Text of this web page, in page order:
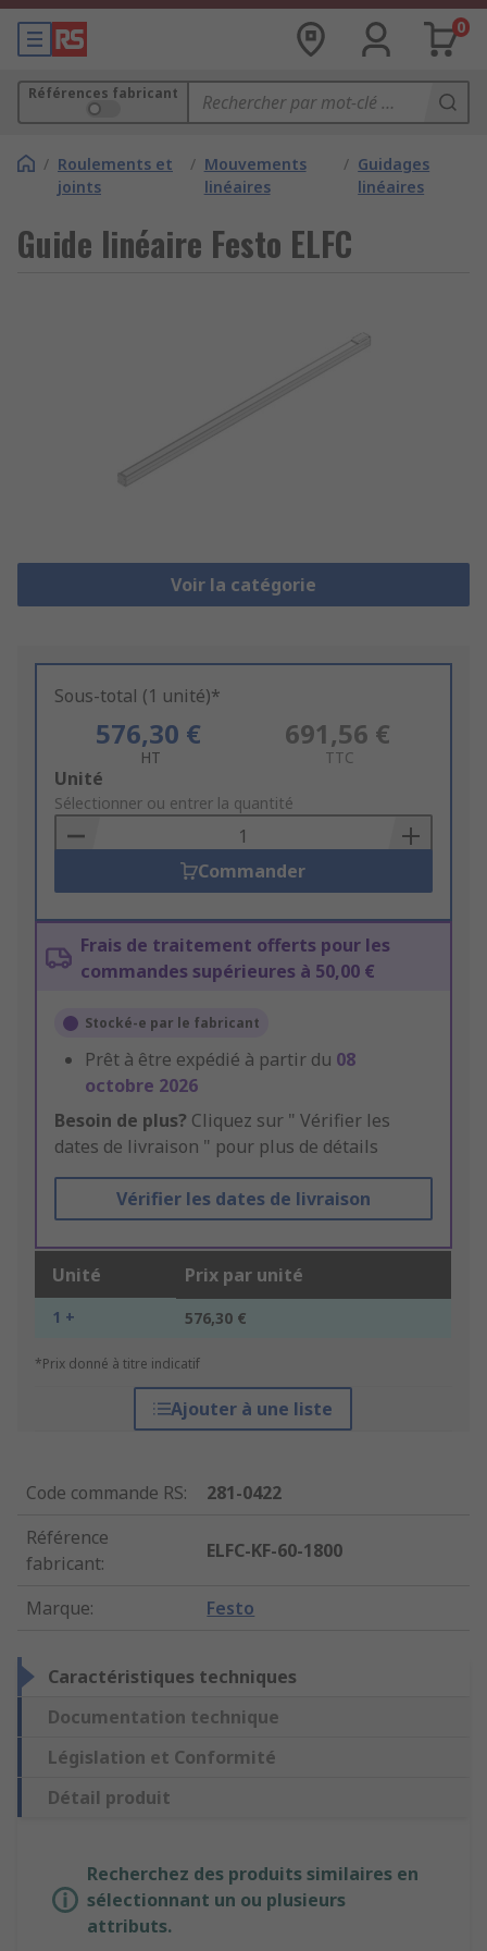
0
Références fabricant
/ Roulements et
joints
/ Mouvements
linéaires
/ Guidages
linéaires
Guide linéaire Festo ELFC
Voir la catégorie
Sous-total (1 unité)*
576,30 €
HT
691,56 €
TTC
Add
to
Basket
Unité
Sélectionner ou entrer la quantité
Commander
Frais de traitement offerts pour les
commandes supérieures à 50,00 €
Stocké-e par le fabricant
Prêt à être expédié à partir du 08
octobre 2026
Besoin de plus? Cliquez sur " Vérifier les
dates de livraison " pour plus de détails
Vérifier les dates de livraison
Unité Prix par unité
1 + 576,30 €
*Prix donné à titre indicatif
Ajouter à une liste
Code commande RS:
281-0422
Référence
fabricant:
ELFC-KF-60-1800
Marque: Festo
Caractéristiques techniques
Documentation technique
Législation et Conformité
Détail produit
Recherchez des produits similaires en
sélectionnant un ou plusieurs
attributs.